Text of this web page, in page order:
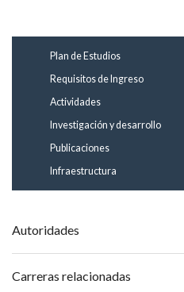
Plan de Estudios
Requisitos de Ingreso
Actividades
Investigación y desarrollo
Publicaciones
Infraestructura
Autoridades
Carreras relacionadas